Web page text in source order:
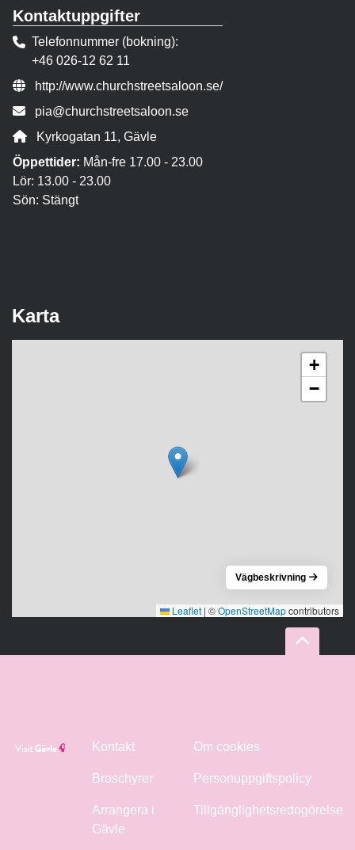
Kontaktuppgifter
Telefonnummer (bokning)
+46 026-12 62 11
Webbsida:
http://www.churchstreetsaloon.se/
E-post:
pia@churchstreetsaloon.se
Adress:
Kyrkogatan 11, Gävle
Öppettider: Mån-fre 17.00 - 23.00
Lör: 13.00 - 23.00
Sön: Stängt
Karta
+
−
Leaflet | ©OpenStreetMapcontributors
Vägbeskrivning
Kontakt
Broschyrer
Arrangera i
Gävle
Om cookies
Personuppgiftspolicy
Tillgänglighetsredogörelse